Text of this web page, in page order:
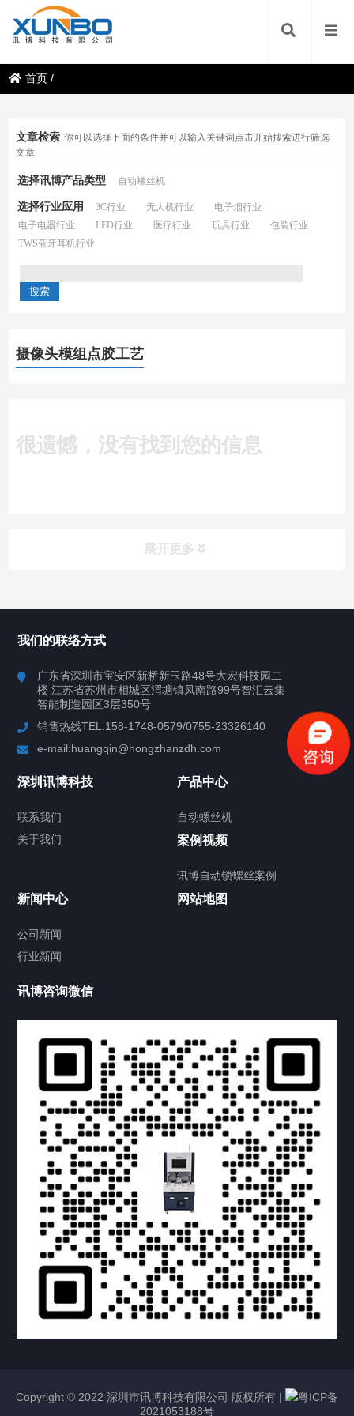
首页 /
文章检索 你可以选择下面的条件并可以输入关键词点击开始搜索进行筛选
文章
选择讯博产品类型 自动螺丝机
选择行业应用 3C行业 无人机行业
电子烟行业
电子电器行业
LED行业 医疗行业 玩具行业
包装行业
TWS蓝牙耳机行业
摄像头模组点胶工艺
很遗憾，没有找到您的信息
展开更多
行业案例
联系我们
关于我们
提交您的需求，获取产品资料与报价
我们的联络方式
广东省深圳市宝安区新桥新玉路48号大宏科技园二
楼 江苏省苏州市相城区渭塘镇凤南路99号智汇云集
智能制造园区3层350号
销售热线TEL:158-1748-0579/0755-23326140
e-mail:huangqin@hongzhanzdh.com
深圳讯博科技
联系我们
关于我们
产品中心
自动螺丝机
案例视频
讯博自动锁螺丝案例
新闻中心
公司新闻
行业新闻
网站地图
讯博咨询微信
Copyright © 2022 深圳市讯博科技有限公司 版权所有 |
粤ICP备
2021053188号